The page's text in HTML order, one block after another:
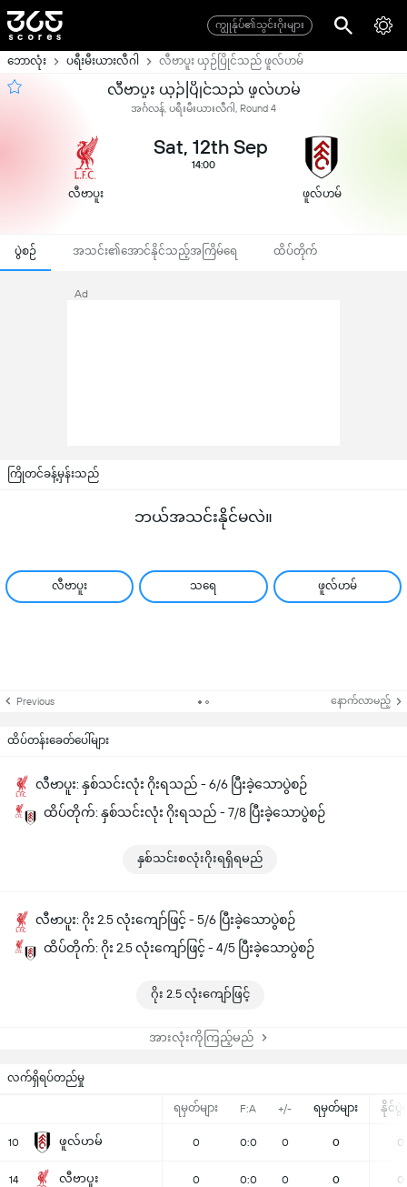
ကျွုန်ုပ်၏သွင်းဂိုးများ
ဘောလုံး ပရီးမီးယားလီဂါ လီဗာပူး ယှဉ်ပြိုင်သည် ဖူလ်ဟမ်
လီဗာပူး ယှဉ်ပြိုင်သည် ဖူလ်ဟမ်
အင်္ဂလန်, ပရီးမီးယားလီဂါ, Round 4
လီဗာပူး
Sat, 12th Sep
14:00
ဖူလ်ဟမ်
ပွဲစဉ် အသင်း၏အောင်နိုင်သည့်အကြိမ်ရေ ထိပ်တိုက်
Ad
ကြိုတင်ခန့်မှန်းသည်
ဘယ်အသင်းနိုင်မလဲ။
လီဗာပူး သရေ ဖူလ်ဟမ်
Previous နောက်လာမည့်
ထိပ်တန်းခေတ်ပေါ်များ
လီဗာပူး: နှစ်သင်းလုံး ဂိုးရသည် - 6/6 ပြီးခဲ့သောပွဲစဉ်
ထိပ်တိုက်: နှစ်သင်းလုံး ဂိုးရသည် - 7/8 ပြီးခဲ့သောပွဲစဉ်
နှစ်သင်းစလုံးဂိုးရရှိရမည်
လီဗာပူး: ဂိုး 2.5 လုံးကျော်ဖြင့် - 5/6 ပြီးခဲ့သောပွဲစဉ်
ထိပ်တိုက်: ဂိုး 2.5 လုံးကျော်ဖြင့် - 4/5 ပြီးခဲ့သောပွဲစဉ်
ဂိုး 2.5 လုံးကျော်ဖြင့်
အားလုံးကိုကြည့်မည်
လက်ရှိရပ်တည်မှု
ရမှတ်များ F:A +/- ရမှတ်များ နိုင်ပွဲမ
10 ဖူလ်ဟမ် 0 0:0 0 0 0
14 လီဗာပူး 0 0:0 0 0 0